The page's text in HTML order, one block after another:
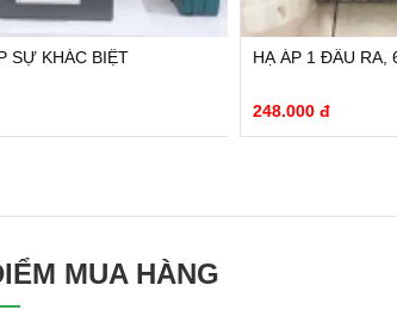
SỰ KHÁC BIỆT HẠ ÁP 1 ĐẦU RA,
248.000 đ
MUA HÀNG